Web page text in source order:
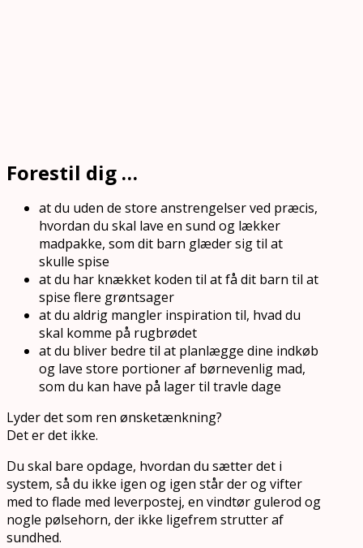
Forestil dig …
at du uden de store anstrengelser ved præcis,
hvordan du skal lave en sund og lækker
madpakke, som dit barn glæder sig til at
skulle spise
at du har knækket koden til at få dit barn til at
spise flere grøntsager
at du aldrig mangler inspiration til, hvad du
skal komme på rugbrødet
at du bliver bedre til at planlægge dine indkøb
og lave store portioner af børnevenlig mad,
som du kan have på lager til travle dage
Lyder det som ren ønsketænkning?
Det er det ikke.
Du skal bare opdage, hvordan du sætter det i
system, så du ikke igen og igen står der og vifter
med to flade med leverpostej, en vindtør gulerod og
nogle pølsehorn, der ikke ligefrem strutter af
sundhed.